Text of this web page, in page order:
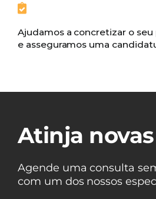
Ajudamos a concretizar o
e asseguramos uma
Atinja
Agende uma consulta
com um dos nossos